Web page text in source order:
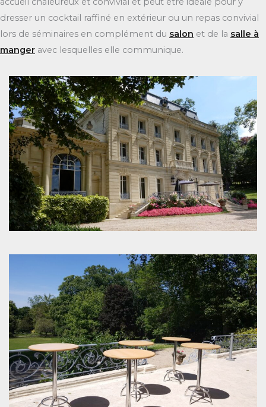
dresser un cocktail raffiné en extérieur ou un repas convivial
lors de séminaires en complément du salon et de la salle à
manger avec lesquelles elle communique.